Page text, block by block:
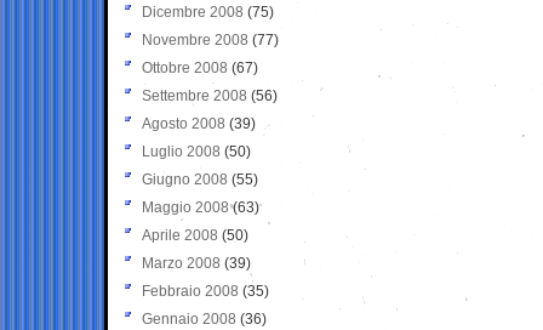
Dicembre 2008 (75)
Novembre 2008 (77)
Ottobre 2008 (67)
Settembre 2008 (56)
Agosto 2008 (39)
Luglio 2008 (50)
Giugno 2008 (55)
Maggio 2008(63)
Aprile 2008 (50)
Marzo 2008 (39)
Febbraio 2008 (35)
Gennaio 2008 (36)